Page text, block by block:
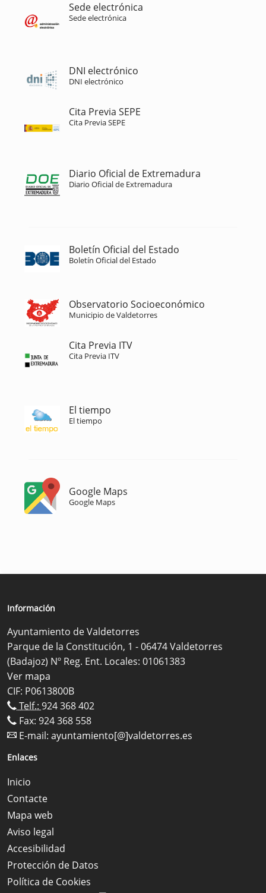
Sede electrónica
Sede electrónica
DNI electrónico
DNI electrónico
Cita Previa SEPE
Cita Previa SEPE
Diario Oficial de Extremadura
Diario Oficial de Extremadura
Boletín Oficial del Estado
Boletín Oficial del Estado
Observatorio Socioeconómico
Municipio de Valdetorres
Cita Previa ITV
Cita Previa ITV
El tiempo
El tiempo
Google Maps
Google Maps
Información
Ayuntamiento de Valdetorres
Parque de la Constitución, 1 - 06474 Valdetorres
(Badajoz) Nº Reg. Ent. Locales: 01061383
Ver mapa
CIF: P0613800B
Telf.: 924 368 402
Fax: 924 368 558
E-mail: ayuntamiento[@]valdetorres.es
Enlaces
Inicio
Contacte
Mapa web
Aviso legal
Accesibilidad
Protección de Datos
Política de Cookies